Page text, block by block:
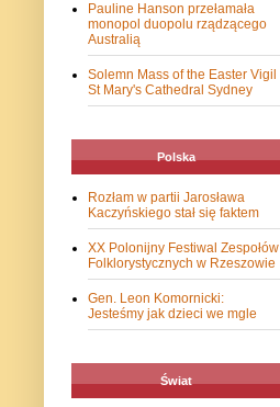
Pauline Hanson przełamała
monopol duopolu rządzącego
Australią
Solemn Mass of the Easter Vigil
St Mary's Cathedral Sydney
Polska
Rozłam w partii Jarosława
Kaczyńskiego stał się faktem
XX Polonijny Festiwal Zespołów
Folklorystycznych w Rzeszowie
Gen. Leon Komornicki:
Jesteśmy jak dzieci we mgle
Świat